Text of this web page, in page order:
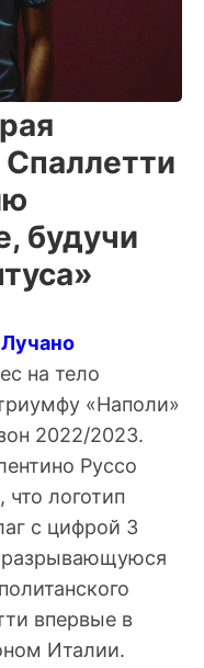
будучи
Лучано
на тело
«Наполи»
2022/2023.
Руссо
логотип
с цифрой 3
разрывающуюся
впервые в
Италии.